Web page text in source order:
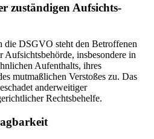
zuständigen Aufsichts­
die DSGVO steht den Betroffenen
Aufsichtsbehörde, insbesondere in
Aufenthalts, ihres
mutmaßlichen Verstoßes zu. Das
anderweitiger
Rechtsbehelfe.